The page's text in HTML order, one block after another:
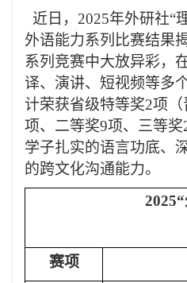
近日， 2025年外研社“
外语能力系列比赛结果揭
系列竞赛中大放异彩，
译、演讲、短视频等多
计荣获省级特等奖2项（
项、 二等奖9项、 三等奖
学子扎实的语言功底、
的跨文化沟通能力。
赛项